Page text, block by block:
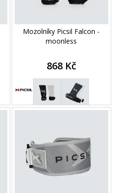
Mozolníky Picsil Falcon -
moonless
868 Kč